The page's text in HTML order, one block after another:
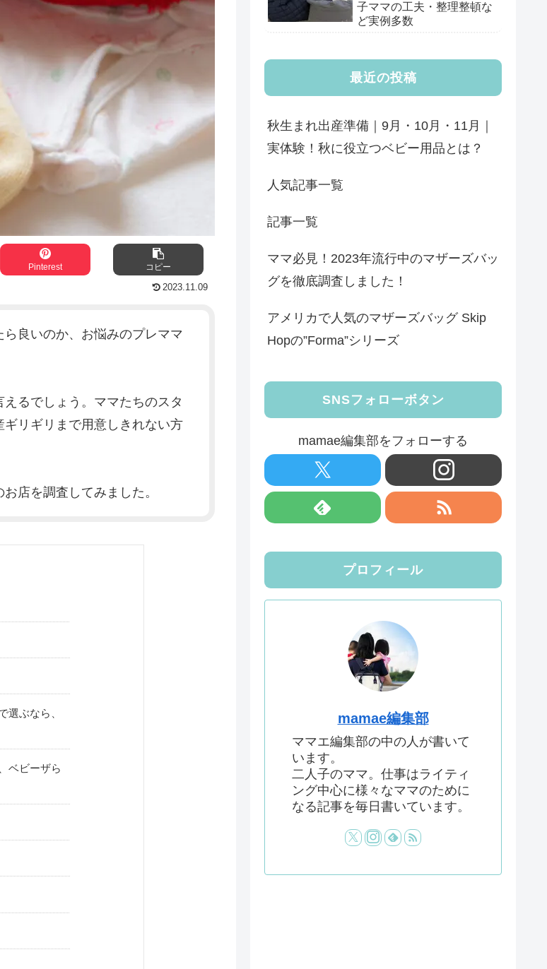
Pinterest コピー
2023.11.09
良いのか、お悩みのプレママ
るでしょう。ママたちのスタ
リギリまで用意しきれない方
店を調査してみました。
選ぶなら、
ベビーザら
子ママの工夫・整理整頓な
ど実例多数
最近の投稿
秋生まれ出産準備｜9月・10月・11月｜
実体験！秋に役立つベビー用品とは？
人気記事一覧
記事一覧
ママ必見！2023年流行中のマザーズバッ
グを徹底調査しました！
アメリカで人気のマザーズバッグ Skip
Hopの”Forma”シリーズ
SNSフォローボタン
mamae編集部をフォローする
プロフィール
mamae編集部
ママエ編集部の中の人が書いて
います。
二人子のママ。仕事はライティ
ング中心に様々なママのために
なる記事を毎日書いています。